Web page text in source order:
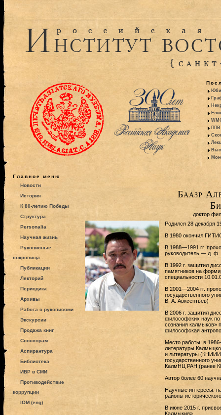
ППВ
Главное меню
Новости
История
К 80-летию Победы
Структура
Personalia
Научная жизнь
Рукописные
сокровища
Публикации
Лекторий
Периодика
Архивы
Работа с рукописями
Экскурсии
Продажа книг
Спонсорам
Аспирантура
Библиотека
ИВР в СМИ
Противодействие
коррупции
IOM (eng)
Баазр
доктор
Родился 28 декабря
В 1980 окончил
В 1988—1991 гг.
руководитель — д. ф.
В 1992 г. защитил
памятников на
специальности
В 2001—2004 гг.
государственного
В. А. Авксентьев)
В 2006 г. защитил
философских наук по
сознания калмыков»
философская
Место работы: в
литературы
и литературы
государственного
КалмНЦ РАН (ранее
Автор более 60
Научные интересы:
районы
В июне 2015 г.
Калмыкия».